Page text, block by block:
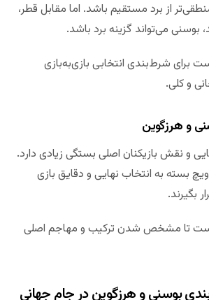
از برد مستقیم باشد. اما مقابل قطر،
می‌تواند گزینه برد باشد.
برای شرط‌بندی انتخابی بازی‌به‌بازی
و کلی.
و هرزگوین
و نقش بازیکنان اصلی بستگی زیادی دارد.
بسته به انتخاب نهایی و دقایق بازی
بگیرند.
تا مشخص شدن ترکیب و مهاجم اصلی
بوسنی و هرزگوین در جام جهانی